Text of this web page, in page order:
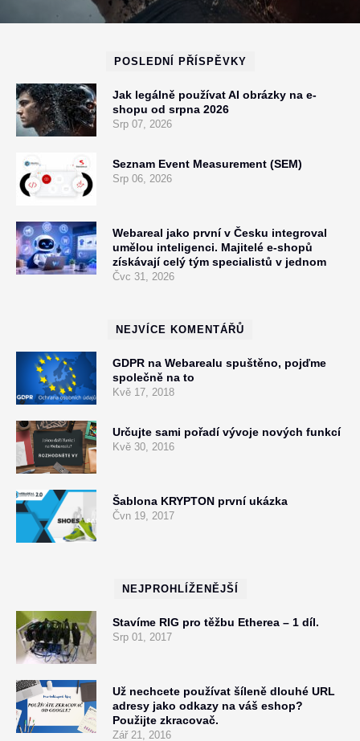
POSLEDNÍ PŘÍSPĚVKY
Jak legálně používat AI obrázky na e-
shopu od srpna 2026
Srp 07, 2026
Seznam Event Measurement (SEM)
Srp 06, 2026
Webareal jako první v Česku integroval
umělou inteligenci. Majitelé e-shopů
získávají celý tým specialistů v jednom
Čvc 31, 2026
NEJVÍCE KOMENTÁŘŮ
GDPR na Webarealu spuštěno, pojďme
společně na to
Kvě 17, 2018
Určujte sami pořadí vývoje nových funkcí
Kvě 30, 2016
Šablona KRYPTON první ukázka
Čvn 19, 2017
NEJPROHLÍŽENĚJŠÍ
Stavíme RIG pro těžbu Etherea – 1 díl.
Srp 01, 2017
Už nechcete používat šíleně dlouhé URL
adresy jako odkazy na váš eshop?
Použijte zkracovač.
Zář 21, 2016